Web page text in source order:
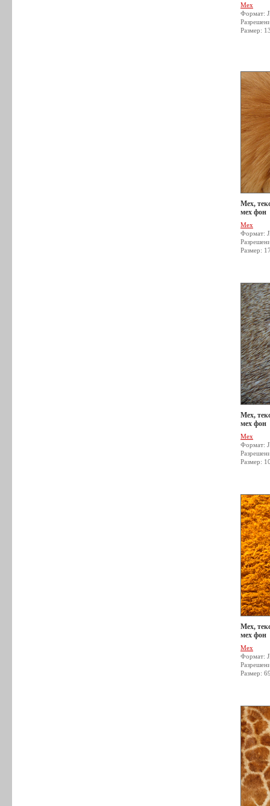
Мех
Формат:
Размер:
Мех,
мех фон
Мех
Формат:
Размер:
Мех,
мех фон
Мех
Формат:
Размер:
Мех,
мех фон
Мех
Формат:
Размер: